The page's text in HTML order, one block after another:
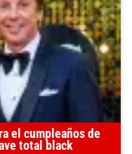
el cumpleaños de
total black